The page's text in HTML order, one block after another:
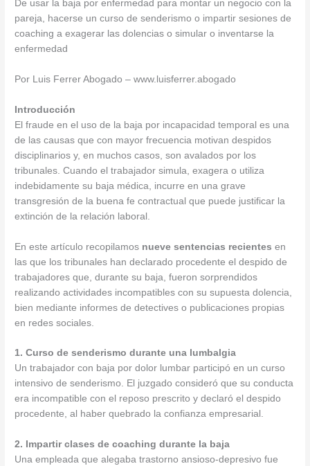
De usar la baja por enfermedad para montar un negocio con la
pareja, hacerse un curso de senderismo o impartir sesiones de
coaching a exagerar las dolencias o simular o inventarse la
enfermedad
Por Luis Ferrer Abogado – www.luisferrer.abogado
Introducción
El fraude en el uso de la baja por incapacidad temporal es una
de las causas que con mayor frecuencia motivan despidos
disciplinarios y, en muchos casos, son avalados por los
tribunales. Cuando el trabajador simula, exagera o utiliza
indebidamente su baja médica, incurre en una grave
transgresión de la buena fe contractual que puede justificar la
extinción de la relación laboral.
En este artículo recopilamos nueve sentencias recientes en
las que los tribunales han declarado procedente el despido de
trabajadores que, durante su baja, fueron sorprendidos
realizando actividades incompatibles con su supuesta dolencia,
bien mediante informes de detectives o publicaciones propias
en redes sociales.
1. Curso de senderismo durante una lumbalgia
Un trabajador con baja por dolor lumbar participó en un curso
intensivo de senderismo. El juzgado consideró que su conducta
era incompatible con el reposo prescrito y declaró el despido
procedente, al haber quebrado la confianza empresarial.
2. Impartir clases de coaching durante la baja
Una empleada que alegaba trastorno ansioso-depresivo fue